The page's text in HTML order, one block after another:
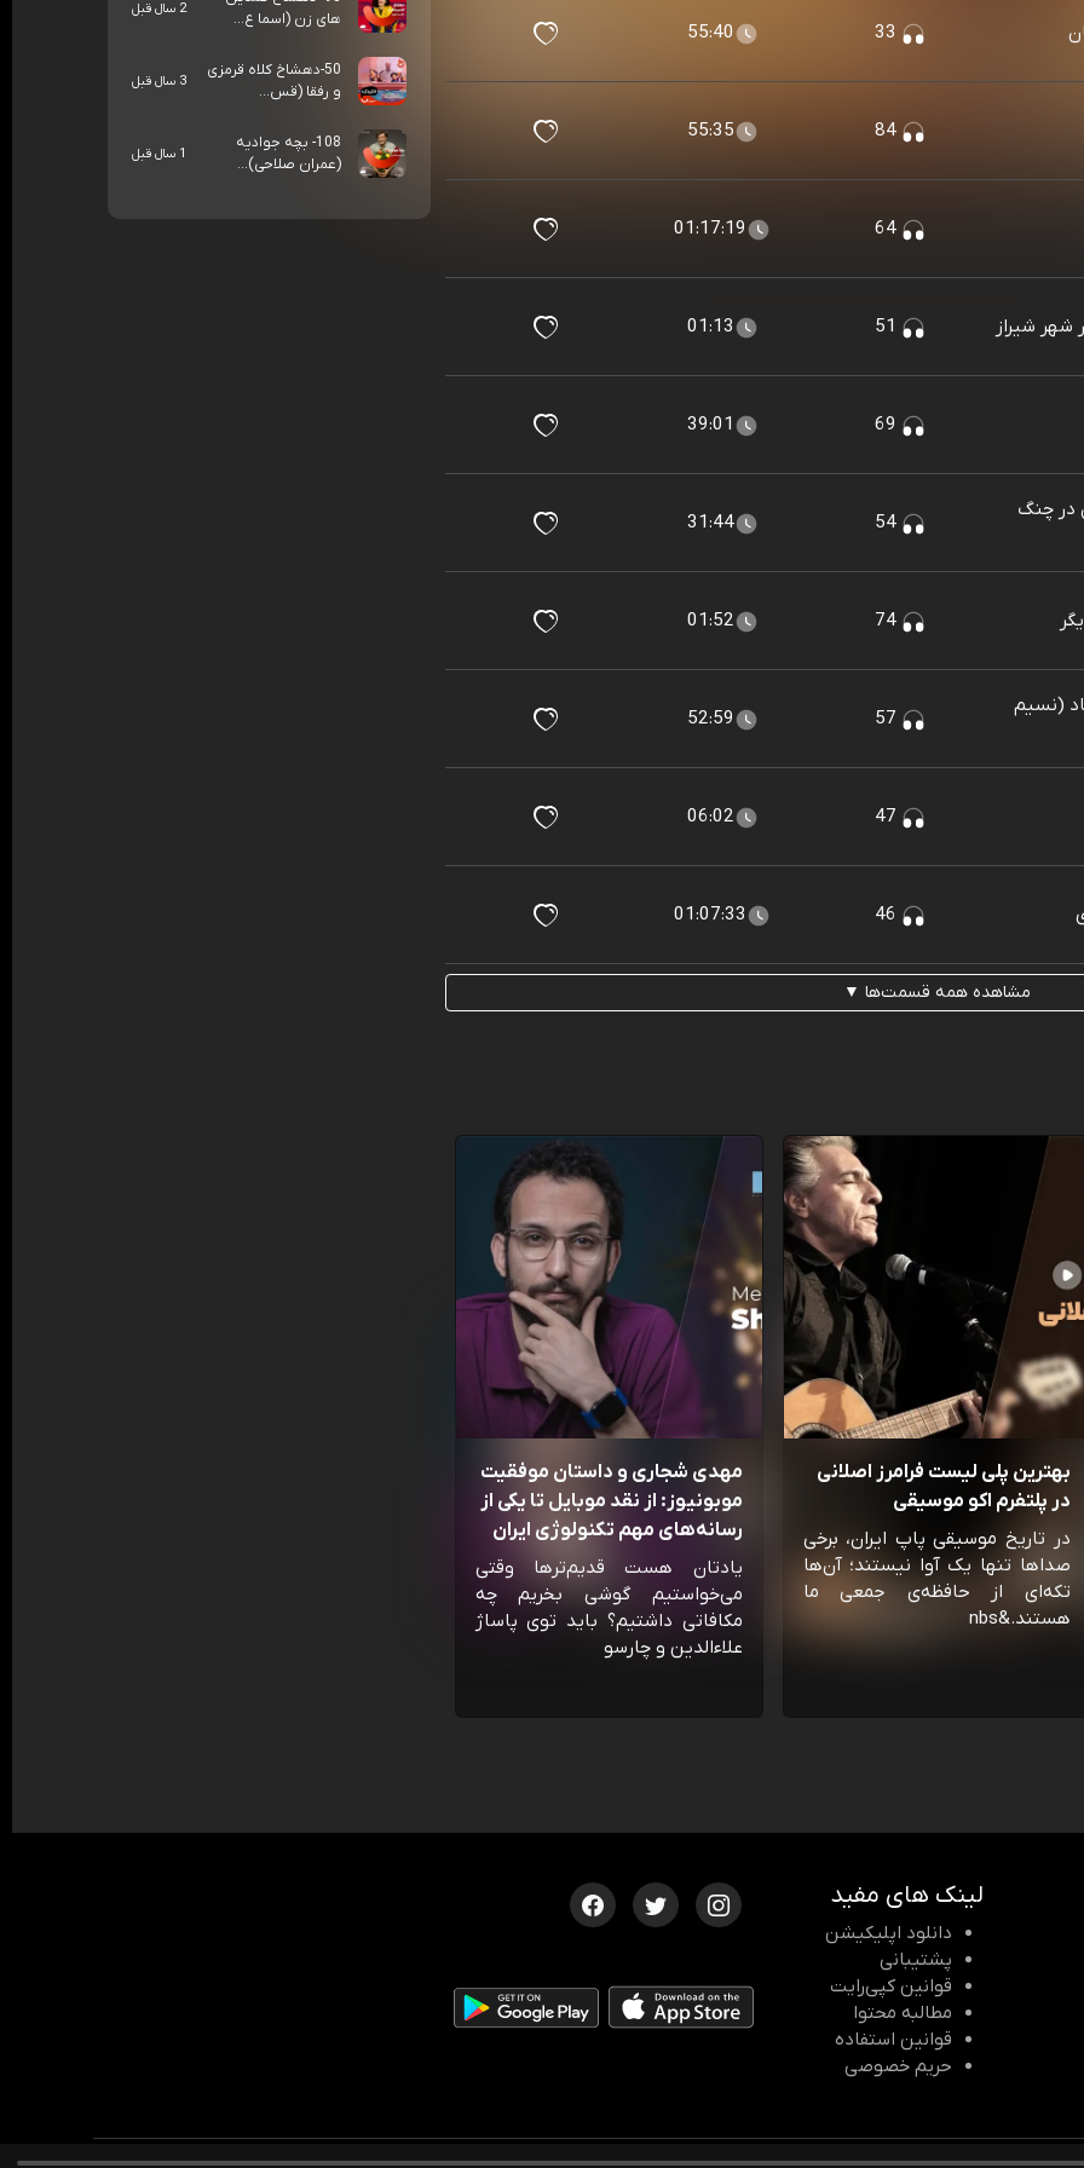
55:40
55:35
01:17:19
شهر شیراز 01:13
39:01
در چنگ
31:44
01:52
(نسیم
52:59
06:02
01:07:33
مشاهده همه قسمت‌ها ▼
بهترین پلی لیست فرامرز اصلانی
در پلتفرم اکو موسیقی
در تاریخ موسیقی پاپ ایران، برخی
صداها تنها یک آوا نیستند؛ آن‌ها
تکه‌ای از حافظه‌ی جمعی ما
هستند.&nbs
مهدی شجاری و داستان موفقیت
موبونیوز: از نقد موبایل تا یکی از
رسانه‌‌های مهم تکنولوژی ایران
یادتان هست قدیم‌ترها وقتی
می‌خواستیم گوشی بخریم چه
مکافاتی داشتیم؟ باید توی پاساژ
علاءالدین و چارسو
های زن (اسما ع...
2 سال قبل
50-دهشاخ کلاه قرمزی
و رفقا (قس...
3 سال قبل
108- بچه جوادیه
(عمران صلاحی)...
1 سال قبل
لینک های مفید
دانلود اپلیکیشن
پشتیبانی
قوانین کپی‌رایت
مطالبه محتوا
قوانین استفاده
حریم خصوصی